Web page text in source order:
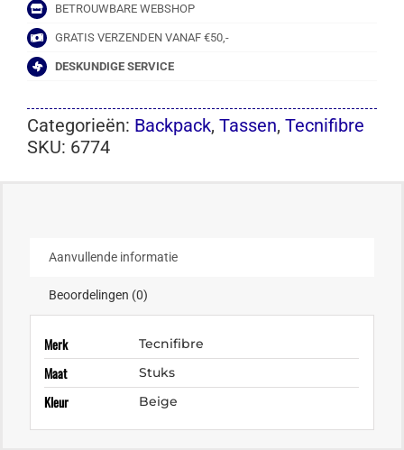
BETROUWBARE WEBSHOP
GRATIS VERZENDEN VANAF €50,-
DESKUNDIGE SERVICE
Categorieën: Backpack, Tassen, Tecnifibre
SKU: 6774
Aanvullende informatie
Beoordelingen (0)
Merk Tecnifibre
Maat Stuks
Kleur Beige